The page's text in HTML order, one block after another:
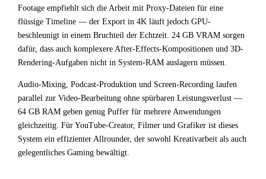
Footage empfiehlt sich die Arbeit mit Proxy-Dateien für eine
flüssige Timeline — der Export in 4K läuft jedoch GPU-
beschleunigt in einem Bruchteil der Echtzeit. 24 GB VRAM sorgen
dafür, dass auch komplexere After-Effects-Kompositionen und 3D-
Rendering-Aufgaben nicht in System-RAM auslagern müssen.
Audio-Mixing, Podcast-Produktion und Screen-Recording laufen
parallel zur Video-Bearbeitung ohne spürbaren Leistungsverlust —
64 GB RAM geben genug Puffer für mehrere Anwendungen
gleichzeitig. Für YouTube-Creator, Filmer und Grafiker ist dieses
System ein effizienter Allrounder, der sowohl Kreativarbeit als auch
gelegentliches Gaming bewältigt.